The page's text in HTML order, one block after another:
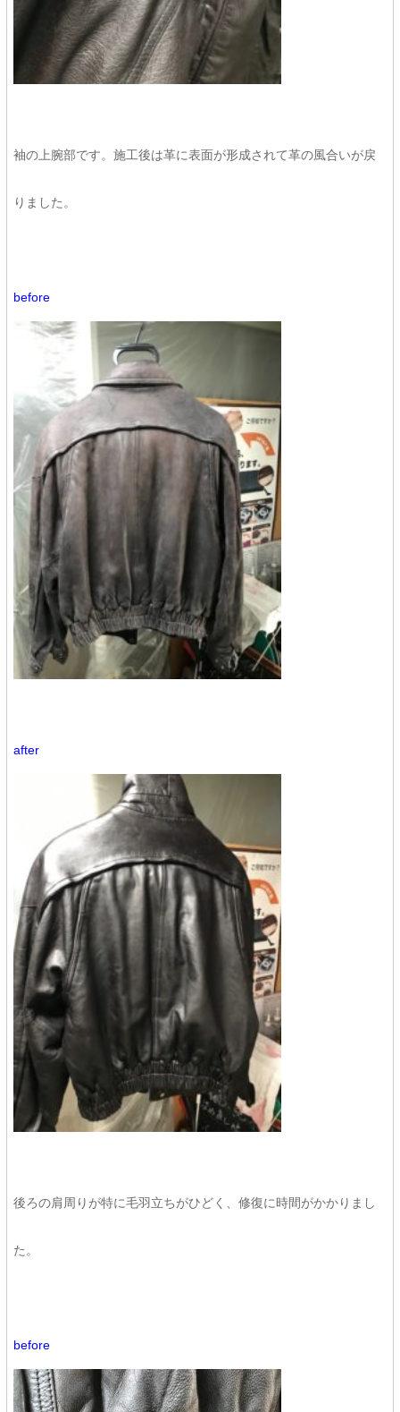
袖の上腕部です。施工後は革に表面が形成されて革の風合いが戻
りました。
before
after
後ろの肩周りが特に毛羽立ちがひどく、修復に時間がかかりまし
た。
before